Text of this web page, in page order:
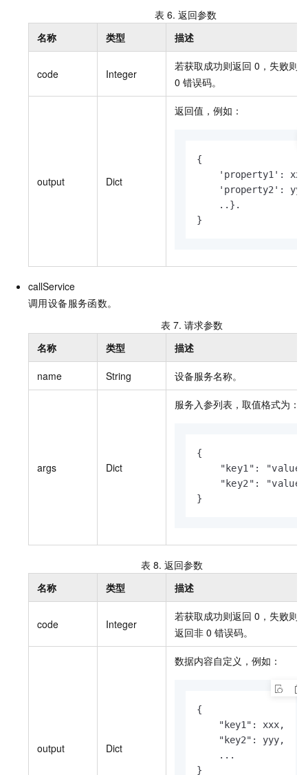
表 6. 返回参数
名称
类型 描述
code Integer
若获取成功则返回 0，失败则
0 错误码。
output Dict
返回值，例如：
{
'property1':
'property2':
    ..}.
}
callService
调用设备服务函数。
表 7. 请求参数
名称
类型 描述
name String 设备服务名称。
args Dict
服务入参列表，取值格式为：
{
"key1":
"key2":
}
表 8. 返回参数
名称
类型 描述
code Integer
若获取成功则返回 0，失败则
返回非 0 错误码。
output Dict
数据内容自定义，例如：
{
    "key1": xxx,
    "key2": yyy,
    ...
}